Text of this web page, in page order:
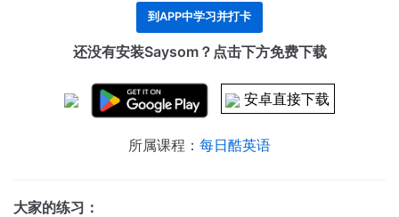
到APP中学习并打卡
还没有安装Saysom？点击下方免费下载
安卓直接下载
所属课程： 每日酷英语
大家的练习：